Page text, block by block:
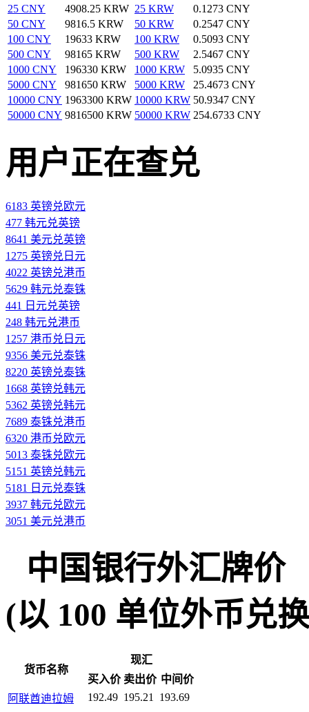
25 CNY
4908.25 KRW 25 KRW
0.1273 CNY
50 CNY
9816.5 KRW 50 KRW
0.2547 CNY
100 CNY
19633 KRW 100 KRW
0.5093 CNY
500 CNY
98165 KRW 500 KRW
2.5467 CNY
1000 CNY
196330 KRW 1000 KRW
5.0935 CNY
5000 CNY
981650 KRW 5000 KRW
25.4673 CNY
10000 CNY 1963300 KRW 10000 KRW 50.9347 CNY
50000 CNY 9816500 KRW 50000 KRW 254.6733 CNY
用户正在查兑
6183 英镑兑欧元
477 韩元兑英镑
8641 美元兑英镑
1275 英镑兑日元
4022 英镑兑港币
5629 韩元兑泰铢
441 日元兑英镑
248 韩元兑港币
1257 港币兑日元
9356 美元兑泰铢
8220 英镑兑泰铢
1668 英镑兑韩元
5362 英镑兑韩元
7689 泰铢兑港币
6320 港币兑欧元
5013 泰铢兑欧元
5151 英镑兑韩元
5181 日元兑泰铢
3937 韩元兑欧元
3051 美元兑港币
中国银行外汇牌价
(以 100 单位外币兑
货币名称
现汇
买入价 卖出价 中间价
阿联酋迪拉姆
192.49 195.21
193.69